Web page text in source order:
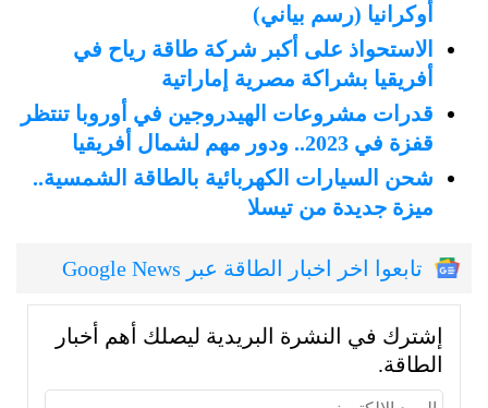
أوكرانيا (رسم بياني)
الاستحواذ على أكبر شركة طاقة رياح في
أفريقيا بشراكة مصرية إماراتية
قدرات مشروعات الهيدروجين في أوروبا تنتظر
قفزة في 2023.. ودور مهم لشمال أفريقيا
شحن السيارات الكهربائية بالطاقة الشمسية..
ميزة جديدة من تيسلا
تابعوا اخر اخبار الطاقة عبر Google News
إشترك في النشرة البريدية ليصلك أهم أخبار
الطاقة.